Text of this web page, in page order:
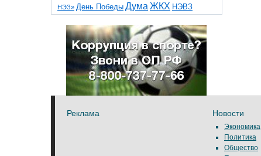
НЭЗ» День Победы Дума ЖКХ НЭВЗ
НчГРЭС ТНТ
благоустройствоветераны выборы
детидороги казаки коррупция космос
общественная палата парк пожар роща
спорт театр транспорт художники
Реклама Новости
Экономика
Политика
Общество